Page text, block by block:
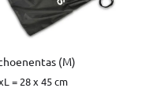
(M)
= 28 x 45 cm